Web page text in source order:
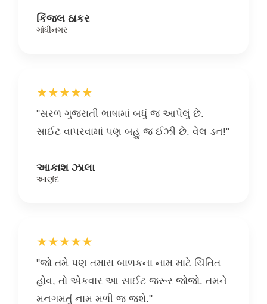
કિંજલ ઠાકર
ગાંધીનગર
★★★★★
"સરળ ગુજરાતી ભાષામાં બધું જ આપેલું છે.
સાઈટ વાપરવામાં પણ બહુ જ ઈઝી છે. વેલ ડન!"
આકાશ ઝાલા
આણંદ
★★★★★
"જો તમે પણ તમારા બાળકના નામ માટે ચિંતિત
હોવ, તો એકવાર આ સાઈટ જરૂર જોજો. તમને
મનગમતું નામ મળી જ જશે."